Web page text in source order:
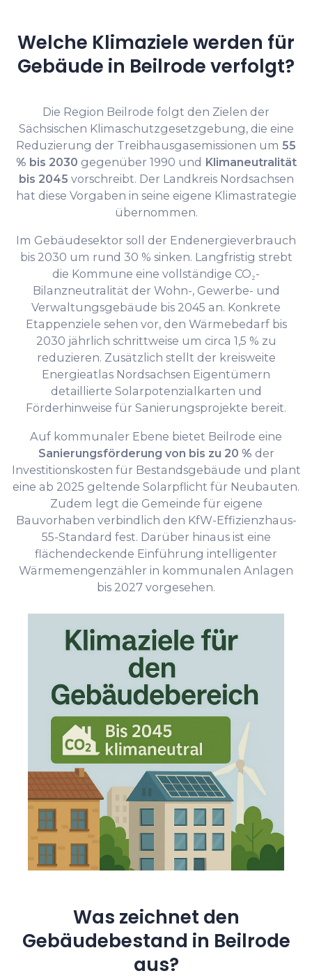
Welche Klimaziele werden für
Gebäude in Beilrode verfolgt?
Die Region Beilrode folgt den Zielen der
Sächsischen Klimaschutzgesetzgebung, die eine
Reduzierung der Treibhausgasemissionen um 55
% bis 2030 gegenüber 1990 und Klimaneutralität
bis 2045 vorschreibt. Der Landkreis Nordsachsen
hat diese Vorgaben in seine eigene Klimastrategie
übernommen.
Im Gebäudesektor soll der Endenergieverbrauch
bis 2030 um rund 30 % sinken. Langfristig strebt
die Kommune eine vollständige CO₂-
Bilanzneutralität der Wohn-, Gewerbe- und
Verwaltungsgebäude bis 2045 an. Konkrete
Etappenziele sehen vor, den Wärmebedarf bis
2030 jährlich schrittweise um circa 1,5 % zu
reduzieren. Zusätzlich stellt der kreisweite
Energieatlas Nordsachsen Eigentümern
detaillierte Solarpotenzialkarten und
Förderhinweise für Sanierungsprojekte bereit.
Auf kommunaler Ebene bietet Beilrode eine
Sanierungsförderung von bis zu 20 % der
Investitionskosten für Bestandsgebäude und plant
eine ab 2025 geltende Solarpflicht für Neubauten.
Zudem legt die Gemeinde für eigene
Bauvorhaben verbindlich den KfW-Effizienzhaus-
55-Standard fest. Darüber hinaus ist eine
flächendeckende Einführung intelligenter
Wärmemengenzähler in kommunalen Anlagen
bis 2027 vorgesehen.
Was zeichnet den
Gebäudebestand in Beilrode
aus?